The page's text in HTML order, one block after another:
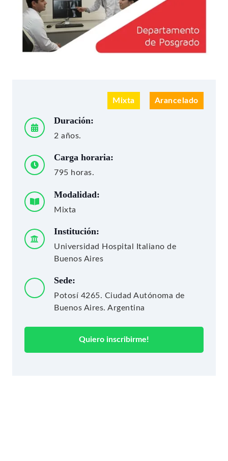
Mixta Arancelado
Duración:
2 años.
Carga horaria:
795 horas.
Modalidad:
Mixta
Institución:
Universidad Hospital Italiano de
Buenos Aires
Sede:
Potosí 4265. Ciudad Autónoma de
Buenos Aires. Argentina
Quiero inscribirme!